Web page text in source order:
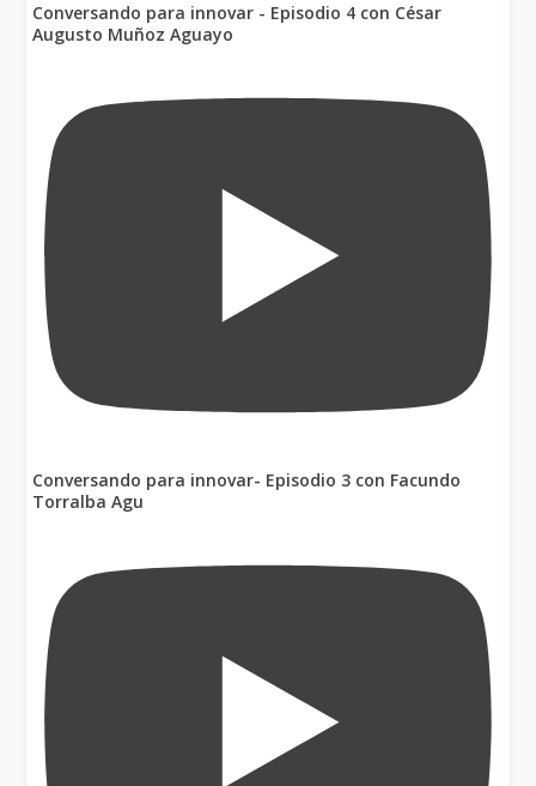
Conversando para innovar - Episodio 4 con César
Augusto Muñoz Aguayo
Conversando para innovar- Episodio 3 con Facundo
Torralba Agu